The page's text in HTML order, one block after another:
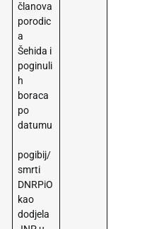
članova
porodic
a
Šehida i
poginuli
h
boraca
po
datumu
pogibij/
smrti
DNRPiO
kao
dodjela